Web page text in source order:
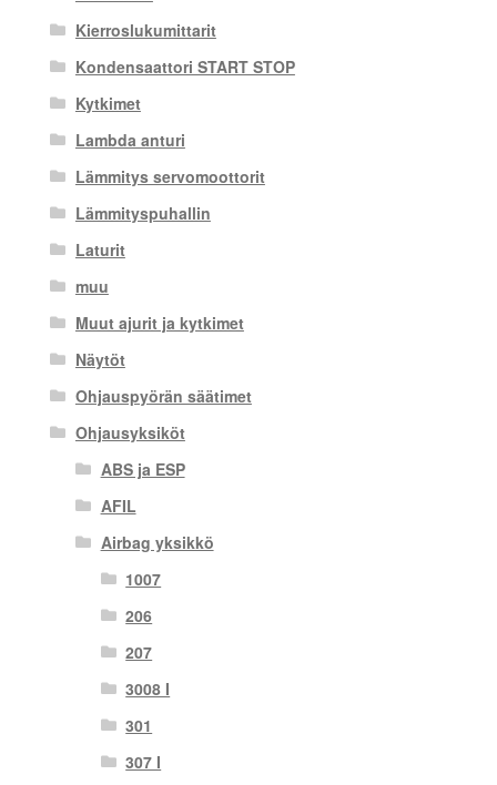
Kierroslukumittarit
Kondensaattori START STOP
Kytkimet
Lambda anturi
Lämmitys servomoottorit
Lämmityspuhallin
Laturit
muu
Muut ajurit ja kytkimet
Näytöt
Ohjauspyörän säätimet
Ohjausyksiköt
ABS ja ESP
AFIL
Airbag yksikkö
1007
206
207
3008 I
301
307 I